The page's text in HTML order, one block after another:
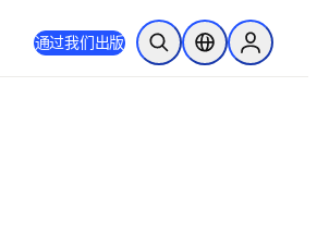
通过我们出版 开放搜索位置选择器Sign in to